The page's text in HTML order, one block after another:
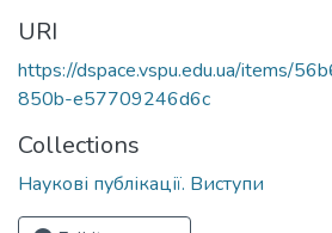
URI
https://dspace.vspu.edu.ua/items/
850b-e57709246d6c
Collections
Наукові публікації. Виступи